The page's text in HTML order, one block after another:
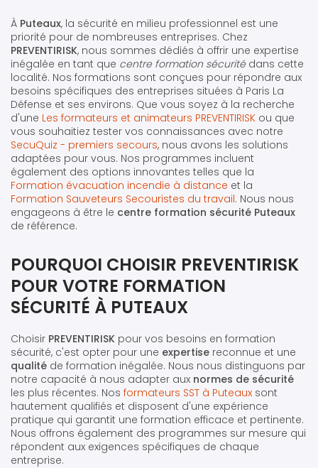
À Puteaux, la sécurité en milieu professionnel est une
priorité pour de nombreuses entreprises. Chez
PREVENTIRISK, nous sommes dédiés à offrir une expertise
inégalée en tant que centre formation sécuritédans cette
localité. Nos formations sont conçues pour répondre aux
besoins spécifiques des entreprises situées à Paris La
Défense et ses environs. Que vous soyez à la recherche
d'une Les formateurs et animateurs PREVENTIRISK ou que
vous souhaitiez tester vos connaissances avec notre
SecuQuiz - premiers secours, nous avons les solutions
adaptées pour vous. Nos programmes incluent
également des options innovantes telles que la
Formation évacuation incendie à distance et la
Formation Sauveteurs Secouristes du travail. Nous nous
engageons à être le centre formation sécurité Puteaux
de référence.
POURQUOI CHOISIR PREVENTIRISK
POUR VOTRE FORMATION
SÉCURITÉ À PUTEAUX
Choisir PREVENTIRISK pour vos besoins en formation
sécurité, c'est opter pour une expertise reconnue et une
qualité de formation inégalée. Nous nous distinguons par
notre capacité à nous adapter aux normes de sécurité
les plus récentes. Nos formateurs SST à Puteaux sont
hautement qualifiés et disposent d'une expérience
pratique qui garantit une formation efficace et pertinente.
Nous offrons également des programmes sur mesure qui
répondent aux exigences spécifiques de chaque
entreprise.